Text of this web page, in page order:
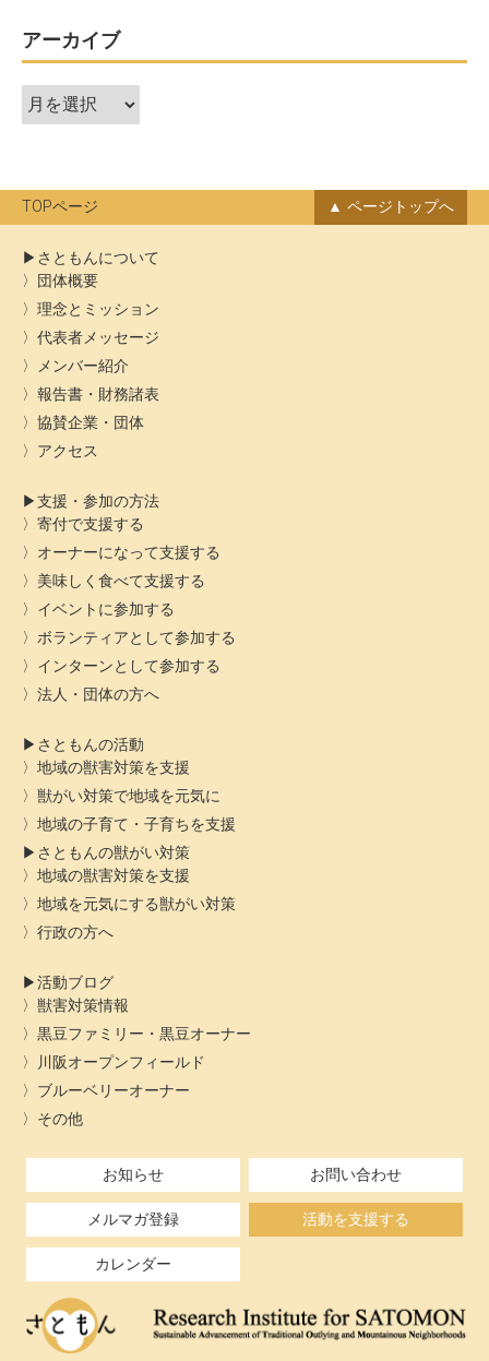
ビ
ゲ
ー
ン
アーカイブ
ア
ー
ブ
TOPページ ページトップへ
さともんについて
団体概要
理念とミッション
代表者メッセージ
メンバー紹介
報告書・財務諸表
協賛企業・団体
アクセス
支援・参加の方法
寄付で支援する
オーナーになって支援する
美味しく食べて支援する
イベントに参加する
ボランティアとして参加する
インターンとして参加する
法人・団体の方へ
さともんの活動
地域の獣害対策を支援
獣がい対策で地域を元気に
地域の子育て・子育ちを支援
さともんの獣がい対策
地域の獣害対策を支援
地域を元気にする獣がい対策
行政の方へ
活動ブログ
獣害対策情報
黒豆ファミリー・黒豆オーナー
川阪オープンフィールド
ブルーベリーオーナー
その他
お知らせ お問い合わせ
メルマガ登録 活動を支援する
カレンダー